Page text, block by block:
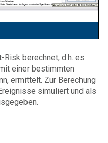
berechnet, d.h. es
einer bestimmten
ermittelt. Zur Berechung
simuliert und als